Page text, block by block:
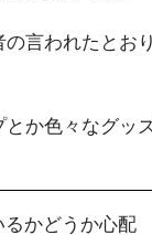
言われたとお
か色々なグッ
かどうか心配